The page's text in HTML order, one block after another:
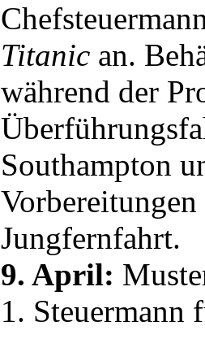
Titanic an.
während der
Southampton
Jungfernfahrt.
9. April:
1. Steuermann